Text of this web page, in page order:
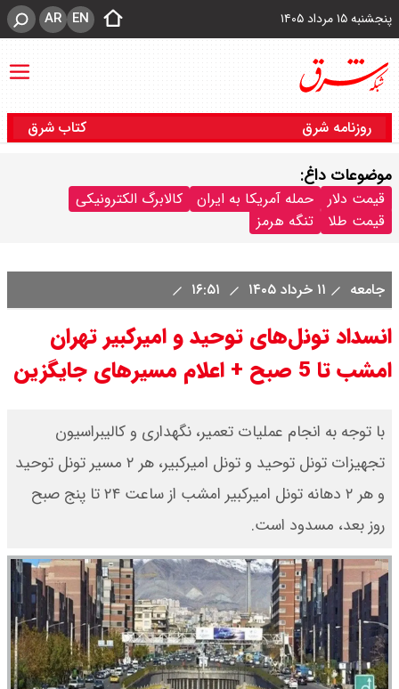
پنجشنبه ۱۵ مرداد ۱۴۰۵ EN
AR
روزنامه شرق کتاب شرق
موضوعات داغ:
قیمت دلار حمله آمریکا به ایران
کالابرگ الکترونیکی
قیمت طلا
تنگه هرمز
جامعه ۱۱ خرداد ۱۴۰۵
انسداد تونل‌های توحید و امیرکبیر تهران
امشب تا 5 صبح + اعلام مسیرهای جایگزین
با توجه به انجام عملیات تعمیر، نگهداری و کالیبراسیون
تجهیزات تونل توحید و تونل‌ امیرکبیر، هر ۲ مسیر تونل توحید
و هر ۲ دهانه تونل‌ امیرکبیر امشب از ساعت ۲۴ تا پنج صبح
روز بعد، مسدود است.